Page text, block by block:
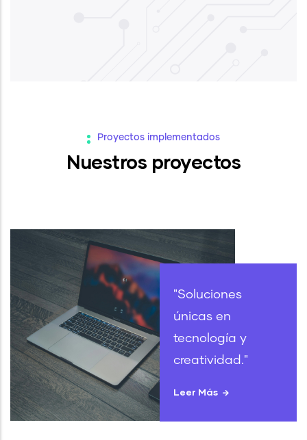
Proyectos implementados
Nuestros proyectos
Proyecto 5
"Soluciones
únicas en
tecnología y
creatividad."
Leer Más